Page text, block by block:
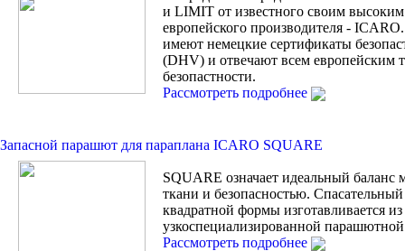
и LIMIT от известного своим высоким
европейского производителя -
имеют немецкие сертификаты
(DHV) и отвечают всем европейским
безопастности.
Рассмотреть подробнее
Запасной парашют для параплана ICARO SQUARE
SQUARE означает идеальный баланс
ткани и безопасностью.
квадратной формы изготавливается из
узкоспециализированной
Рассмотреть подробнее